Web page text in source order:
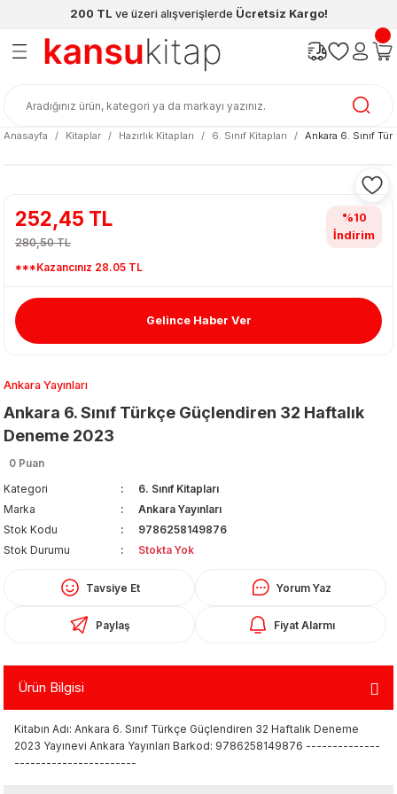
200 TL ve üzeri alışverişlerde Ücretsiz Kargo!
Geri Dön
Geri Dön
& Matara
- Dolma Kalem - Pilot Kalemler
Geri Dön
Geri Dön
/ Kutu Oyunlar
Geri Dön
Geri Dön
Anasayfa
Kitaplar Hazırlık Kitapları 6. Sınıf Kitapları Ankara 6. Sınıf
Ankara Yayınları
Ankara 6. Sınıf Türkçe Güçlendiren 32 Haftalık
Deneme 2023
0 Puan
Kategori
6. Sınıf Kitapları
Marka
Ankara Yayınları
Stok Kodu
9786258149876
Stok Durumu
Stokta Yok
Tavsiye Et Yorum Yaz
Paylaş Fiyat Alarmı
252,45 TL
280,50 TL
***Kazancınız 28.05 TL
%10
İndirim
Gelince Haber Ver
Ürün Bilgisi
Kitabın Adı: Ankara 6. Sınıf Türkçe Güçlendiren 32 Haftalık Deneme
2023 Yayınevi Ankara Yayınları Barkod: 9786258149876 --------------
-----------------------